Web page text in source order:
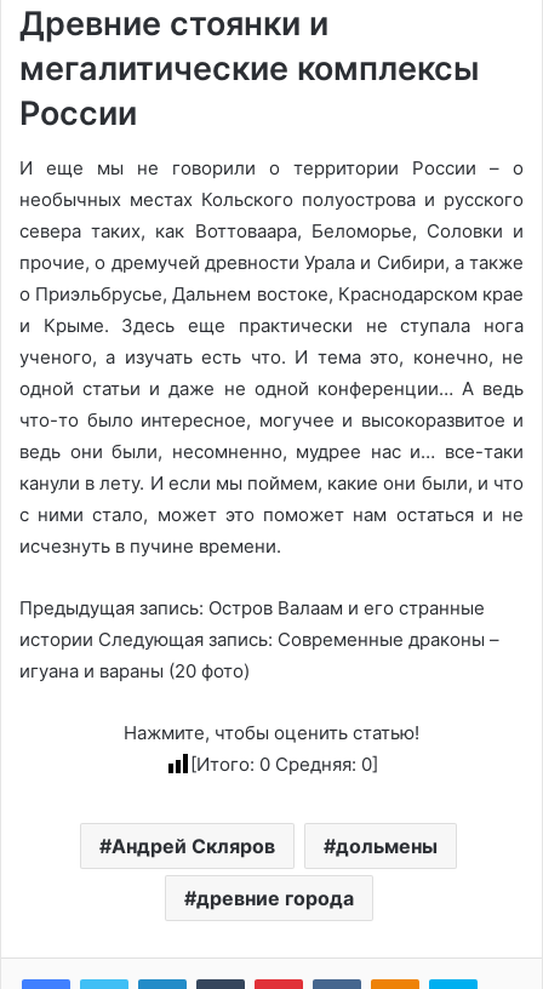
Древние стоянки и
мегалитические комплексы
России
И еще мы не говорили о территории России – о
необычных местах Кольского полуострова и русского
севера таких, как Воттоваара, Беломорье, Соловки и
прочие, о дремучей древности Урала и Сибири, а также
о Приэльбрусье, Дальнем востоке, Краснодарском крае
и Крыме. Здесь еще практически не ступала нога
ученого, а изучать есть что. И тема это, конечно, не
одной статьи и даже не одной конференции… А ведь
что-то было интересное, могучее и высокоразвитое и
ведь они были, несомненно, мудрее нас и… все-таки
канули в лету. И если мы поймем, какие они были, и что
с ними стало, может это поможет нам остаться и не
исчезнуть в пучине времени.
Предыдущая запись: Остров Валаам и его странные
истории Следующая запись: Современные драконы –
игуана и вараны (20 фото)
Нажмите, чтобы оценить статью!
[Итого: 0Средняя: 0]
Андрей Скляров дольмены
древние города
LinkedInTumblr PinterestВконтактеОдноклассники
Skype